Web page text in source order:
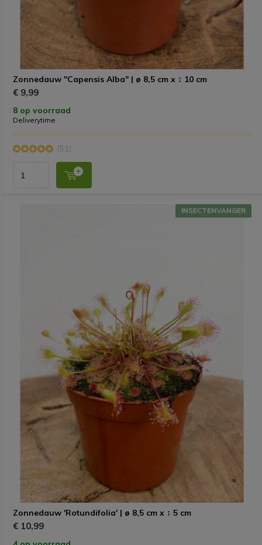
Zonnedauw "Capensis Alba" | ø 8,5 cm x ↕ 10 cm
€ 9,99
8 op voorraad
Deliverytime
(51)
Zonnedauw 'Rotundifolia' | ø 8,5 cm x ↕ 5 cm
INSECTENVANGER
€ 10,99